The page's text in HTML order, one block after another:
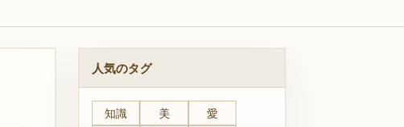
人気のタグ
知識 美
愛